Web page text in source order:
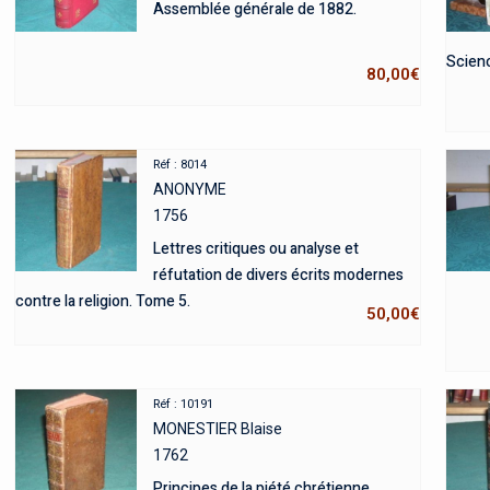
Assemblée générale de 1882.
80,00€
Réf : 8014
ANONYME
1756
Lettres critiques ou analyse et
réfutation de divers écrits modernes
contre la religion. Tome 5.
50,00€
Réf : 10191
MONESTIER Blaise
1762